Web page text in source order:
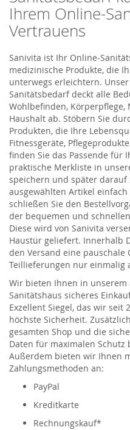
Ihrem Online-
Vertrauens
Sanivita ist Ihr Online-
medizinische Produkte, die
unterwegs erleichtern.
Sanitätsbedarf deckt alle
Wohlbefinden,
Haushalt ab. Stöbern Sie
Produkten, die Ihre
Fitnessgeräte,
finden Sie das Passende für
praktische Merkliste in
speichern und später darauf
ausgewählten Artikel
schließen Sie den
der bequemen und
Diese wird von Sanivita
Haustür geliefert. Innerhalb
den Versand eine pauschale
Teillieferungen nur einmalig
Wir bieten Ihnen in unserem
Sanitätshaus sicheres
Exzellent Siegel, das wir seit
höchste Sicherheit.
gesamten Shop und die
Daten für maximalen
Außerdem bieten wir Ihnen
Zahlungsmethoden an:
PayPal
Kreditkarte
Rechnungskauf*